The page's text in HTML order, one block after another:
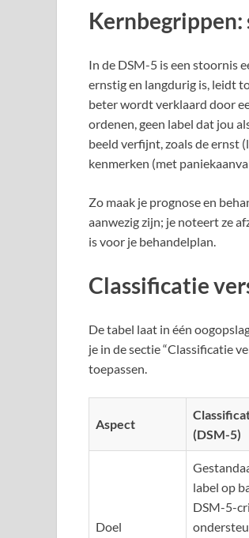
In de DSM-5 is een stoornis
ernstig en langdurig is, leidt
beter wordt verklaard door
ordenen, geen label dat jou
beeld verfijnt, zoals de ernst
kenmerken (met
Zo maak je prognose en
aanwezig zijn; je noteert ze
is voor je behandelplan.
Classificatie
De tabel laat in één
je in de sectie “Classificatie
toepassen.
Aspect
(DSM-5)
Doel
label op
DSM-5-